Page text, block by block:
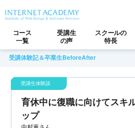
コース
一覧
受講生
の声
スクールの
特長
受講体験記＆卒業生BeforeAfter
育休中に復職に向けてスキ
ップ
中村薫さん